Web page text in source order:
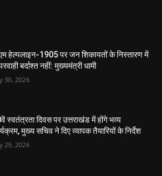
हेल्पलाइन-1905 पर जन शिकायतों के निस्तारण में
बर्दाश्त नहीं: मुख्यमंत्री धामी
30, 2026
स्वतंत्रता दिवस पर उत्तराखंड में होंगे भव्य
मुख्य सचिव ने दिए व्यापक तैयारियों के निर्देश
29, 2026